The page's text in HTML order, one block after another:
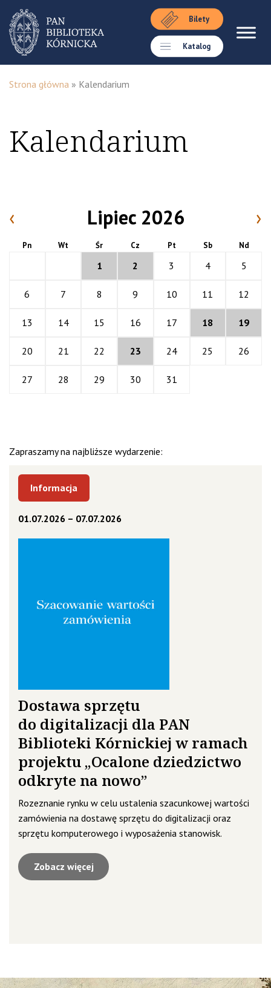
Bilety
Katalog
Strona główna » Kalendarium
Kalendarium
‹ Lipiec 2026 ›
Pn Wt Śr Cz Pt Sb Nd
1 2 3 4 5
6 7 8 9 10 11 12
13 14 15 16 17 18 19
20 21 22 23 24 25 26
27 28 29 30 31
Zapraszamy na najbliższe wydarzenie:
Informacja
01.07.2026 – 07.07.2026
Dostawa sprzętu
do digitalizacji dla PAN
Biblioteki Kórnickiej w ramach
projektu „Ocalone dziedzictwo
odkryte na nowo”
Rozeznanie rynku w celu ustalenia szacunkowej wartości
zamówienia na dostawę sprzętu do digitalizacji oraz
sprzętu komputerowego i wyposażenia stanowisk.
Zobacz więcej